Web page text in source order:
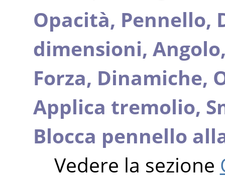
Opacità, Pennello,
dimensioni,
Forza, Dinamiche,
Applica tremolio,
Blocca pennello
Vedere la sezione